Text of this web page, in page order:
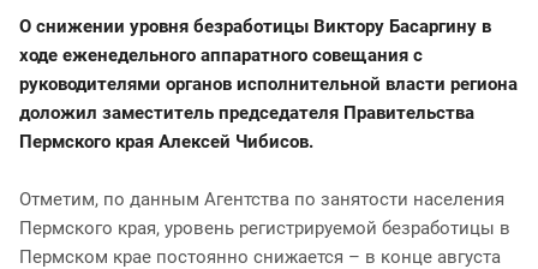
О снижении уровня безработицы Виктору Басаргину в
ходе еженедельного аппаратного совещания с
руководителями органов исполнительной власти региона
доложил заместитель председателя Правительства
Пермского края Алексей Чибисов.
Отметим, по данным Агентства по занятости населения
Пермского края, уровень регистрируемой безработицы в
Пермском крае постоянно снижается – в конце августа